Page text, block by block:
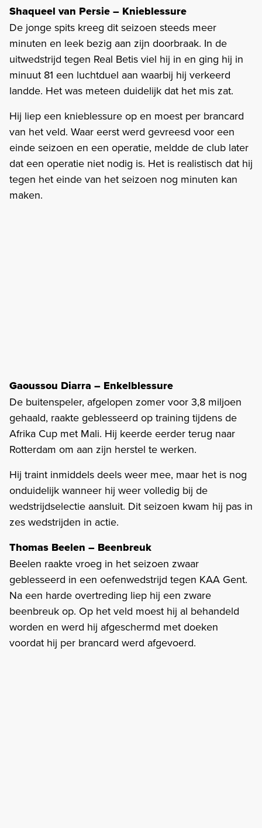
Shaqueel van Persie – Knieblessure
De jonge spits kreeg dit seizoen steeds meer
minuten en leek bezig aan zijn doorbraak. In de
uitwedstrijd tegen Real Betis viel hij in en ging hij in
minuut 81 een luchtduel aan waarbij hij verkeerd
landde. Het was meteen duidelijk dat het mis zat.
Hij liep een knieblessure op en moest per brancard
van het veld. Waar eerst werd gevreesd voor een
einde seizoen en een operatie, meldde de club later
dat een operatie niet nodig is. Het is realistisch dat hij
tegen het einde van het seizoen nog minuten kan
maken.
Gaoussou Diarra – Enkelblessure
De buitenspeler, afgelopen zomer voor 3,8 miljoen
gehaald, raakte geblesseerd op training tijdens de
Afrika Cup met Mali. Hij keerde eerder terug naar
Rotterdam om aan zijn herstel te werken.
Hij traint inmiddels deels weer mee, maar het is nog
onduidelijk wanneer hij weer volledig bij de
wedstrijdselectie aansluit. Dit seizoen kwam hij pas in
zes wedstrijden in actie.
Thomas Beelen – Beenbreuk
Beelen raakte vroeg in het seizoen zwaar
geblesseerd in een oefenwedstrijd tegen KAA Gent.
Na een harde overtreding liep hij een zware
beenbreuk op. Op het veld moest hij al behandeld
worden en werd hij afgeschermd met doeken
voordat hij per brancard werd afgevoerd.